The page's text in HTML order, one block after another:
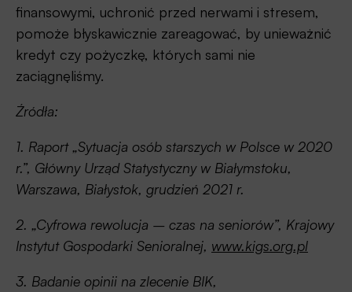
finansowymi, uchronić przed nerwami i stresem,
pomoże błyskawicznie zareagować, by unieważnić
kredyt czy pożyczkę, których sami nie
zaciągnęliśmy.
Źródła:
1. Raport „Sytuacja osób starszych w Polsce w 2020
r.”, Główny Urząd Statystyczny w Białymstoku,
Warszawa, Białystok, grudzień 2021 r.
2. „Cyfrowa rewolucja – czas na seniorów”, Krajowy
Instytut Gospodarki Senioralnej, www.kigs.org.pl
3. Badanie opinii na zlecenie BIK,